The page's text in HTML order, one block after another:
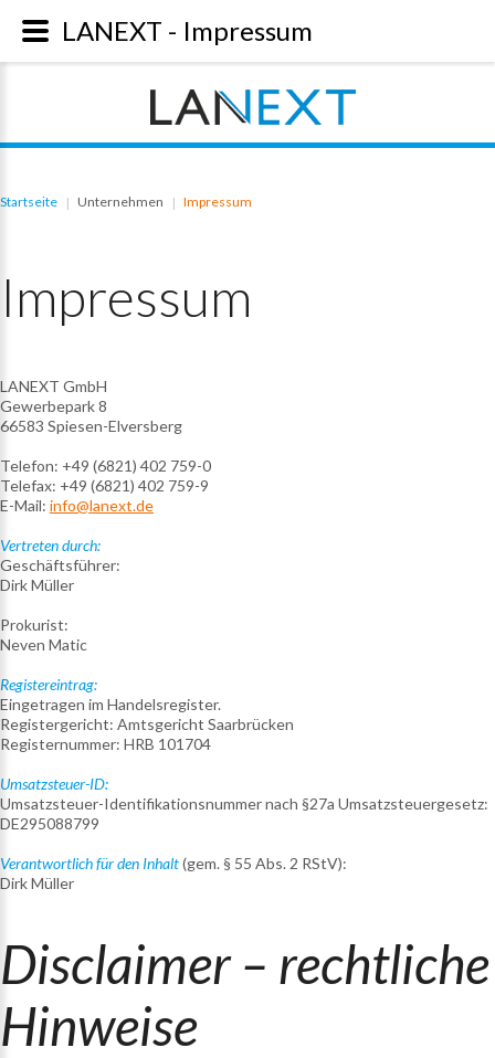
Startseite | Unternehmen | Impressum
Impressum
LANEXT GmbH
Gewerbepark 8
66583 Spiesen-Elversberg
Telefon: +49 (6821) 402 759-0
Telefax: +49 (6821) 402 759-9
E-Mail: info@lanext.de
Vertreten durch:
Geschäftsführer:
Dirk Müller
Prokurist:
Neven Matic
Registereintrag:
Eingetragen im Handelsregister.
Registergericht: Amtsgericht Saarbrücken
Registernummer: HRB 101704
Umsatzsteuer-ID:
Umsatzsteuer-Identifikationsnummer nach §27a Umsatzsteuergesetz:
DE295088799
Verantwortlich für den Inhalt(gem. § 55 Abs. 2 RStV):
Dirk Müller
Disclaimer – rechtliche
Hinweise
LANEXT - Impressum